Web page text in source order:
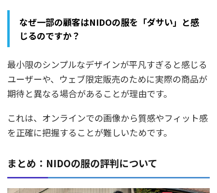
なぜ一部の顧客はNIDOの服を「ダサい」と感
じるのですか？
最小限のシンプルなデザインが平凡すぎると感じる
ユーザーや、ウェブ限定販売のために実際の商品が
期待と異なる場合があることが理由です。
これは、オンラインでの画像から質感やフィット感
を正確に把握することが難しいためです。
まとめ：NIDOの服の評判について